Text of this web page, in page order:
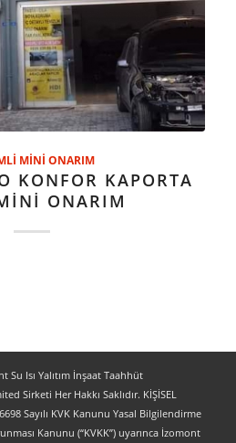
MİNİ ONARIM
KONFOR KAPORTA
ONARIM
Isı Yalıtım İnşaat Taahhüt
Sirketi Her Hakkı Saklıdır. KİŞİSEL
Sayılı KVK Kanunu Yasal Bilgilendirme
Kanunu (“KVKK”) uyarınca İzomont